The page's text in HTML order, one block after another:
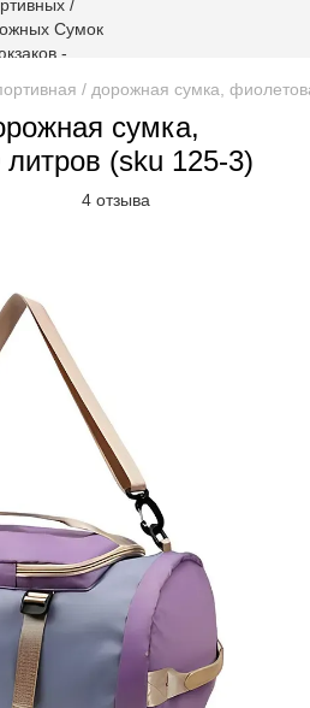
/ дорожная сумка,
сумка,
(sku 125-3)
4 отзыва